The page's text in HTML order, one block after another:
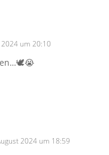
um 20:10
2024 um 18:59